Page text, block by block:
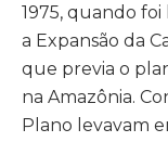
1975, quando
a Expansão da
que previa o
na Amazônia.
Plano levavam